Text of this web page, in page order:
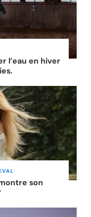
l’eau en hiver
son